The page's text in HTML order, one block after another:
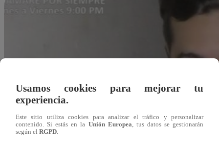
Usamos cookies para mejorar tu
experiencia.
Este sitio utiliza cookies para analizar el tráfico y personalizar
contenido. Si estás en la Unión Europea, tus datos se gestionarán
según el RGPD.